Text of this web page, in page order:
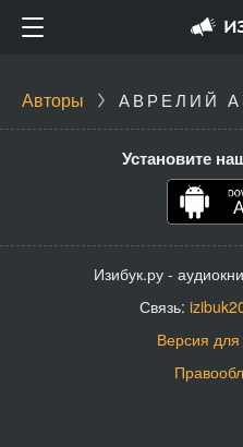
Авторы АВРЕЛИЙ
Установите
Изибук.ру -
Связь:
Версия